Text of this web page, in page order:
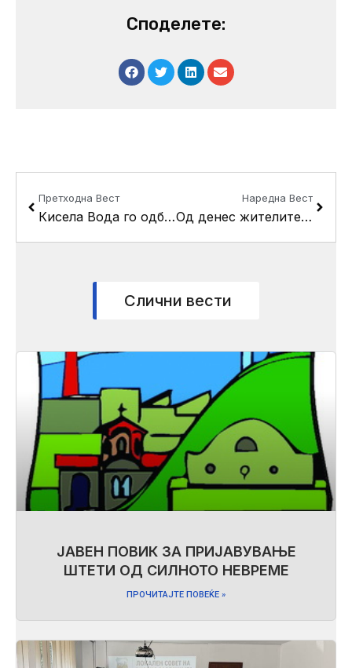
Споделете:
Претходна Вест
Кисела Вода го одбележа Денот на Шопен
Наредна Вест
Од денес жителите на Кисела Вода можат да аплицираат за субвенции за огревно дрво
Слични вести
ЈАВЕН ПОВИК ЗА ПРИЈАВУВАЊЕ
ШТЕТИ ОД СИЛНОТО НЕВРЕМЕ
ПРОЧИТАЈТЕ ПОВЕЌЕ »